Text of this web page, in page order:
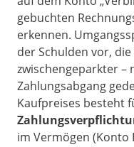
gebuchten
erkennen.
der Schulden vor,
zwischengeparkter –
Zahlungsabgang
Kaufpreises besteht
im Vermögen (Konto